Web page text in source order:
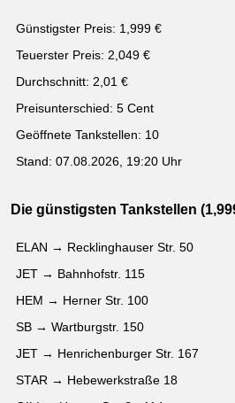
Günstigster Preis: 1,999 €
Teuerster Preis: 2,049 €
Durchschnitt: 2,01 €
Preisunterschied: 5 Cent
Geöffnete Tankstellen: 10
Stand: 07.08.2026, 19:20 Uhr
Die günstigsten Tankstellen
ELAN → Recklinghauser Str. 50
JET → Bahnhofstr. 115
HEM → Herner Str. 100
SB → Wartburgstr. 150
JET → Henrichenburger Str. 167
STAR → Hebewerkstraße 18